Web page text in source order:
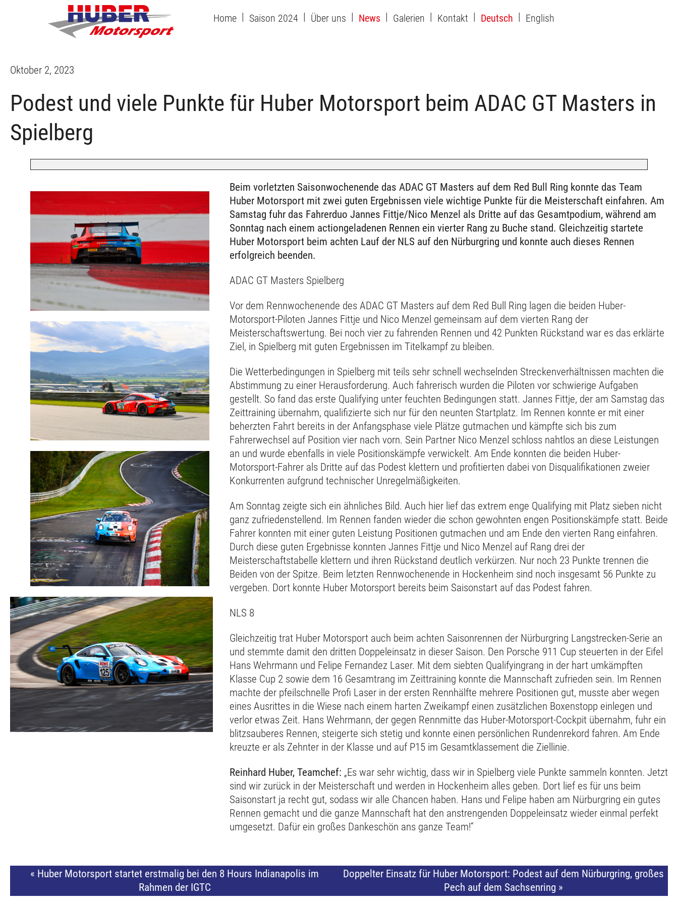
Home Saison 2024 Über uns News Galerien Kontakt Deutsch English
Oktober 2, 2023
Podest und viele Punkte für Huber Motorsport beim ADAC GT Masters in
Spielberg
Beim vorletzten Saisonwochenende das ADAC GT Masters auf dem Red Bull Ring konnte das Team
Huber Motorsport mit zwei guten Ergebnissen viele wichtige Punkte für die Meisterschaft einfahren. Am
Samstag fuhr das Fahrerduo Jannes Fittje/Nico Menzel als Dritte auf das Gesamtpodium, während am
Sonntag nach einem actiongeladenen Rennen ein vierter Rang zu Buche stand. Gleichzeitig startete
Huber Motorsport beim achten Lauf der NLS auf den Nürburgring und konnte auch dieses Rennen
erfolgreich beenden.
ADAC GT Masters Spielberg
Vor dem Rennwochenende des ADAC GT Masters auf dem Red Bull Ring lagen die beiden Huber-
Motorsport-Piloten Jannes Fittje und Nico Menzel gemeinsam auf dem vierten Rang der
Meisterschaftswertung. Bei noch vier zu fahrenden Rennen und 42 Punkten Rückstand war es das erklärte
Ziel, in Spielberg mit guten Ergebnissen im Titelkampf zu bleiben.
Die Wetterbedingungen in Spielberg mit teils sehr schnell wechselnden Streckenverhältnissen machten die
Abstimmung zu einer Herausforderung. Auch fahrerisch wurden die Piloten vor schwierige Aufgaben
gestellt. So fand das erste Qualifying unter feuchten Bedingungen statt. Jannes Fittje, der am Samstag das
Zeittraining übernahm, qualifizierte sich nur für den neunten Startplatz. Im Rennen konnte er mit einer
beherzten Fahrt bereits in der Anfangsphase viele Plätze gutmachen und kämpfte sich bis zum
Fahrerwechsel auf Position vier nach vorn. Sein Partner Nico Menzel schloss nahtlos an diese Leistungen
an und wurde ebenfalls in viele Positionskämpfe verwickelt. Am Ende konnten die beiden Huber-
Motorsport-Fahrer als Dritte auf das Podest klettern und profitierten dabei von Disqualifikationen zweier
Konkurrenten aufgrund technischer Unregelmäßigkeiten.
Am Sonntag zeigte sich ein ähnliches Bild. Auch hier lief das extrem enge Qualifying mit Platz sieben nicht
ganz zufriedenstellend. Im Rennen fanden wieder die schon gewohnten engen Positionskämpfe statt. Beide
Fahrer konnten mit einer guten Leistung Positionen gutmachen und am Ende den vierten Rang einfahren.
Durch diese guten Ergebnisse konnten Jannes Fittje und Nico Menzel auf Rang drei der
Meisterschaftstabelle klettern und ihren Rückstand deutlich verkürzen. Nur noch 23 Punkte trennen die
Beiden von der Spitze. Beim letzten Rennwochenende in Hockenheim sind noch insgesamt 56 Punkte zu
vergeben. Dort konnte Huber Motorsport bereits beim Saisonstart auf das Podest fahren.
NLS 8
Gleichzeitig trat Huber Motorsport auch beim achten Saisonrennen der Nürburgring Langstrecken-Serie an
und stemmte damit den dritten Doppeleinsatz in dieser Saison. Den Porsche 911 Cup steuerten in der Eifel
Hans Wehrmann und Felipe Fernandez Laser. Mit dem siebten Qualifyingrang in der hart umkämpften
Klasse Cup 2 sowie dem 16 Gesamtrang im Zeittraining konnte die Mannschaft zufrieden sein. Im Rennen
machte der pfeilschnelle Profi Laser in der ersten Rennhälfte mehrere Positionen gut, musste aber wegen
eines Ausrittes in die Wiese nach einem harten Zweikampf einen zusätzlichen Boxenstopp einlegen und
verlor etwas Zeit. Hans Wehrmann, der gegen Rennmitte das Huber-Motorsport-Cockpit übernahm, fuhr ein
blitzsauberes Rennen, steigerte sich stetig und konnte einen persönlichen Rundenrekord fahren. Am Ende
kreuzte er als Zehnter in der Klasse und auf P15 im Gesamtklassement die Ziellinie.
Reinhard Huber, Teamchef: „Es war sehr wichtig, dass wir in Spielberg viele Punkte sammeln konnten. Jetzt
sind wir zurück in der Meisterschaft und werden in Hockenheim alles geben. Dort lief es für uns beim
Saisonstart ja recht gut, sodass wir alle Chancen haben. Hans und Felipe haben am Nürburgring ein gutes
Rennen gemacht und die ganze Mannschaft hat den anstrengenden Doppeleinsatz wieder einmal perfekt
umgesetzt. Dafür ein großes Dankeschön ans ganze Team!“
« Huber Motorsport startet erstmalig bei den 8 Hours Indianapolis im
Rahmen der IGTC
Doppelter Einsatz für Huber Motorsport: Podest auf dem Nürburgring, großes
Pech auf dem Sachsenring »